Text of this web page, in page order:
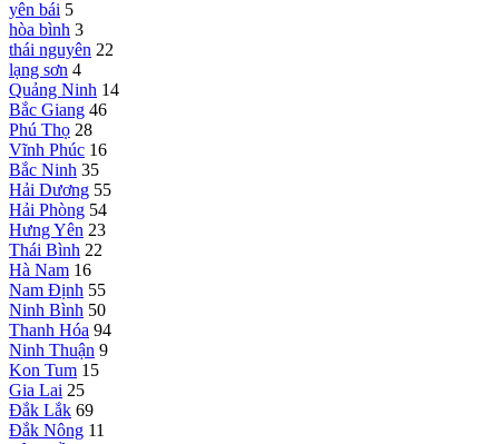
yên bái 5
hòa bình 3
thái nguyên 22
lạng sơn 4
Quảng Ninh 14
Bắc Giang 46
Phú Thọ 28
Vĩnh Phúc 16
Bắc Ninh 35
Hải Dương 55
Hải Phòng 54
Hưng Yên 23
Thái Bình 22
Hà Nam 16
Nam Định 55
Ninh Bình 50
Thanh Hóa 94
Ninh Thuận 9
Kon Tum 15
Gia Lai 25
Đắk Lắk 69
Đắk Nông 11